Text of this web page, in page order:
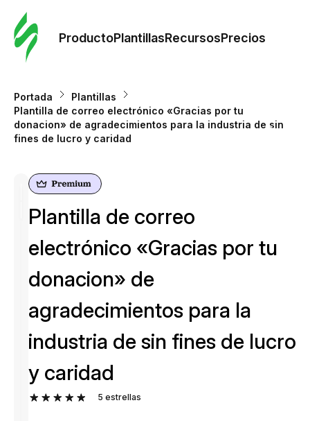
ProductoPlantillasRecursosPrecios
Portada
Plantillas
Plantilla de correo electrónico «Gracias por tu
donacion» de agradecimientos para la industria de sin
fines de lucro y caridad
Plantilla de correo
electrónico «Gracias por tu
donacion» de
agradecimientos para la
industria de sin fines de lucro
y caridad
5 estrellas